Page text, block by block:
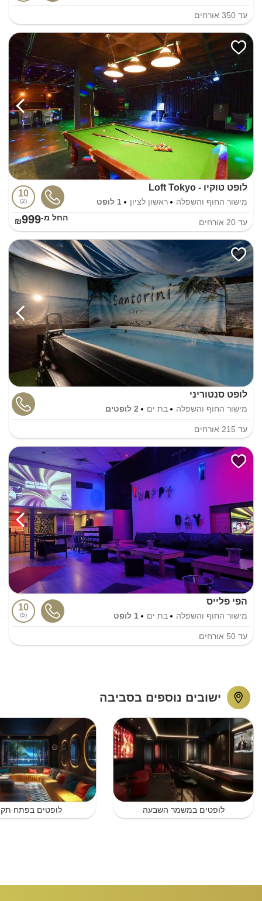
עד 350 אורחים
לופט טוקיו - Loft Tokyo
מישור החוף והשפלה ראשון לציון 1 לופט
10
2
עד 20 אורחים החל מ-₪999
לופט סנטוריני
מישור החוף והשפלה בת ים 2 לופטים
עד 215 אורחים
הפי פלייס
מישור החוף והשפלה בת ים 1 לופט
10
5
עד 50 אורחים
ישובים נוספים בסביבה
לופטים במשמר השבעה לופטים בפתח